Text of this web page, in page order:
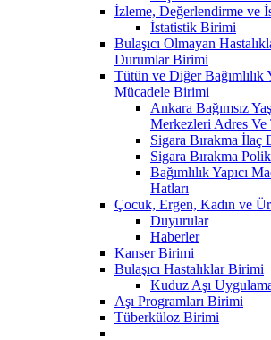
İzleme, Değerlendirme ve
İstatistik Birimi
Bulaşıcı Olmayan
Durumlar Birimi
Tütün ve Diğer Bağımlılık
Mücadele Birimi
Ankara Bağımsız
Merkezleri Adres Ve
Sigara Bırakma İlaç
Sigara Bırakma
Bağımlılık Yapıcı
Hatları
Çocuk, Ergen, Kadın ve
Duyurular
Haberler
Kanser Birimi
Bulaşıcı Hastalıklar Birimi
Kuduz Aşı
Aşı Programları Birimi
Tüberküloz Birimi